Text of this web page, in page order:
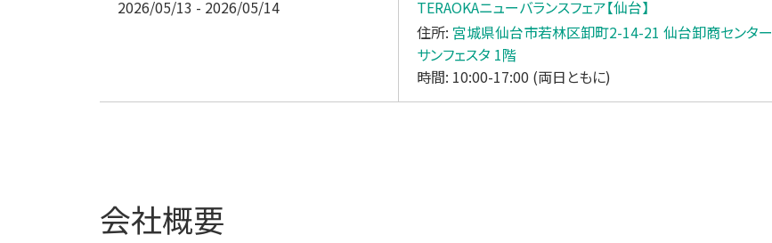
2026/05/13 - 2026/05/14
TERAOKAニューバランスフェア【仙台】
住所: 宮城県仙台市若林区卸町2-14-21 仙台卸商センター
サンフェスタ 1階
時間: 10:00-17:00 (両日ともに)
会社概要